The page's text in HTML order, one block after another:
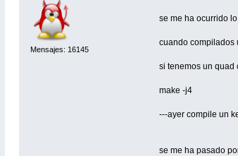
Mensajes: 16145
se me ha ocurrido
cuando compilados
si tenemos un quad
make -j4
---ayer compile un
se me ha pasado